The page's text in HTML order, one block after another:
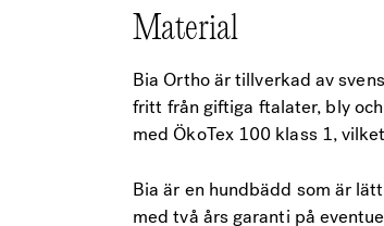
Material
Bia Ortho är tillverkad av
fritt från giftiga ftalater, bly
med ÖkoTex 100 klass 1,
Bia är en hundbädd som är
med två års garanti på